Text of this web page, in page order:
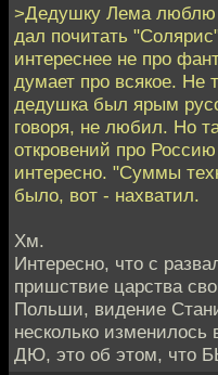
>Дедушку Лема люблю
дал почитать
интереснее не про
думает про всякое. Не
дедушка был ярым
говоря, не любил. Но
откровений про
интересно. "Суммы
было, вот - нахватил.
Хм.
Интересно, что с
пришствие царства
Польши, видение
несколько изменилось
ДЮ, это об этом, что